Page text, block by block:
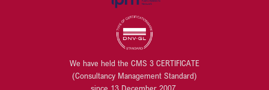
ZEITGEIST ASSET MANAGEMENT / ZEITRAUM
MANSITO DEVELOPMENT
MILLENIUM TECHNOLOGIES
MODRÁ PYRAMIDA STAVEBNÍ SPOŘITELNA
We have held the CMS 3 CERTIFICATE
(Consultancy Management Standard)
since 13 December 2007.